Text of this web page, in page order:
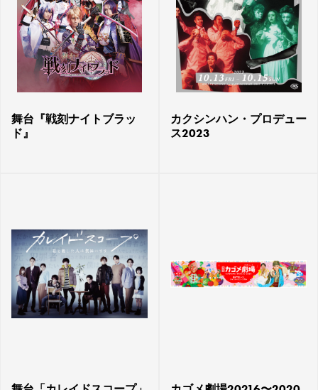
舞台『戦刻ナイトブラッ
ド』
カクシンハン・プロデュー
ス2023